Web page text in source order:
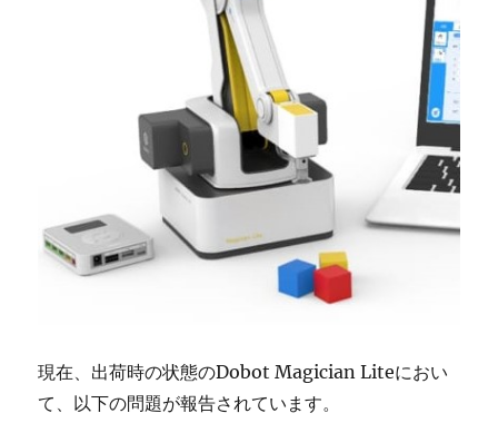
現在、出荷時の状態のDobot Magician Liteにおい
て、以下の問題が報告されています。